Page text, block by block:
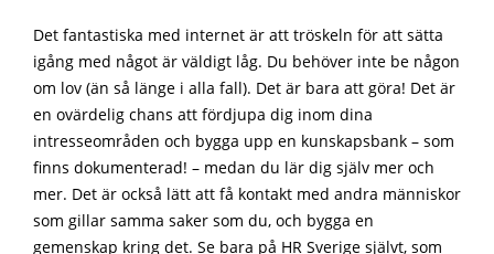
Det fantastiska med internet är att tröskeln för att sätta
igång med något är väldigt låg. Du behöver inte be någon
om lov (än så länge i alla fall). Det är bara att göra! Det är
en ovärdelig chans att fördjupa dig inom dina
intresseområden och bygga upp en kunskapsbank – som
finns dokumenterad! – medan du lär dig själv mer och
mer. Det är också lätt att få kontakt med andra människor
som gillar samma saker som du, och bygga en
gemenskap kring det. Se bara på HR Sverige självt, som